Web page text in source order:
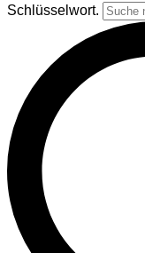
Schlüsselwort.